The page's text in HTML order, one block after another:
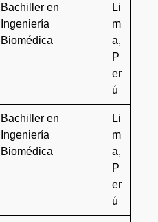
Bachiller en
Ingeniería
Biomédica
Li
m
a,
P
er
ú
Bachiller en
Ingeniería
Biomédica
Li
m
a,
P
er
ú